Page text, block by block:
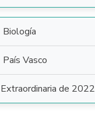
Biología
País Vasco
Extraordinaria de 2022